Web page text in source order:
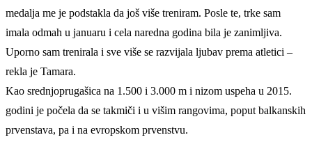
medalja me je podstakla da još više treniram. Posle te, trke sam
imala odmah u januaru i cela naredna godina bila je zanimljiva.
Uporno sam trenirala i sve više se razvijala ljubav prema atletici –
rekla je Tamara.
Kao srednjoprugašica na 1.500 i 3.000 m i nizom uspeha u 2015.
godini je počela da se takmiči i u višim rangovima, poput balkanskih
prvenstava, pa i na evropskom prvenstvu.